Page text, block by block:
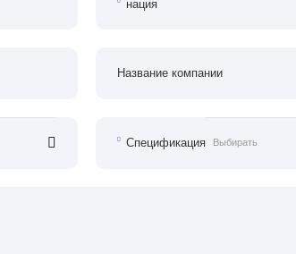
нация
Название компании
Спецификация